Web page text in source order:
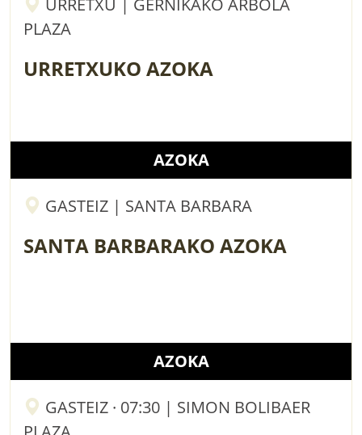
PLAZA
URRETXUKO AZOKA
AZOKA
GASTEIZ | SANTA BARBARA
SANTA BARBARAKO AZOKA
AZOKA
GASTEIZ · 07:30 | SIMON BOLIBAER